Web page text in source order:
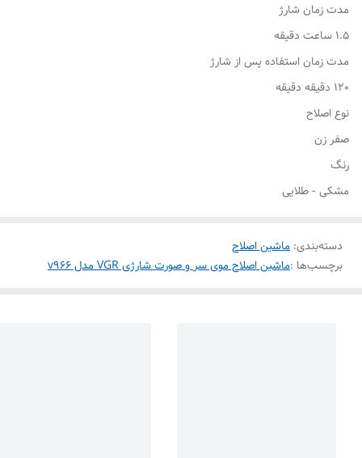
مدت زمان شارژ
1.5 ساعت دقیقه
مدت زمان استفاده پس از شارژ
120 دقیقه دقیقه
نوع اصلاح
صفر زن
رنگ
مشکی - طلایی
دسته‌بندی: ماشین اصلاح
برچسب‌ها :ماشین اصلاح موی سر و صورت شارژی VGR مدل v966